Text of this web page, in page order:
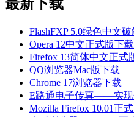
最新下载
FlashFXP 5.0绿色中文
Opera 12中文正式版下
Firefox 13简体中文正式
QQ浏览器Mac版下载
Chrome 17浏览器下载
E路通电子传真——实现
Mozilla Firefox 10.01正